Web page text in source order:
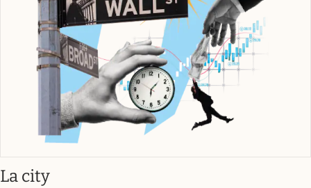
La cityabre en nueva pestaña